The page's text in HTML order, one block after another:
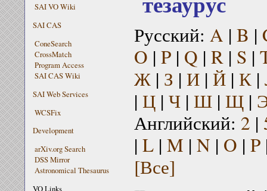
SAI VO Wiki
SAI CAS
ConeSearch
CrossMatch
Program Access
SAI CAS Wiki
SAI Web Services
WCSFix
Development
arXiv.org Search
DSS Mirror
Astronomical Thesaurus
VO Links
Русский: A | B |
O | P| Q | R| S |
Ж| З | И| Й| К|
| Ц| Ч| Ш| Щ|
Английский: 2 |
| L| M | N | O | P
[Все]